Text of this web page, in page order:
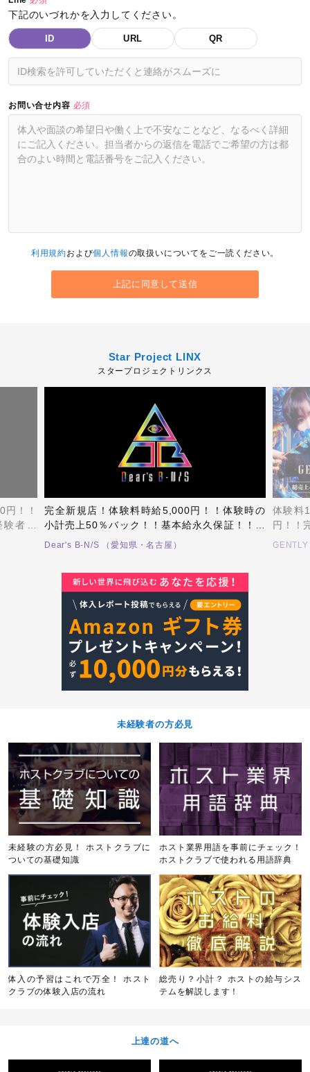
下記のいづれかを入力してください。
ID URL QR
お問い合せ内容 必須
利用規約および個人情報の取扱いについてをご一読ください。
Star Project LINX
スタープロジェクトリンクス
！！
者優
完全新規店！体験料時給5,000円！！体験時の
小計売上50％バック！！基本給永久保証！！経
験者優遇！初月小計100％バック！！あなたの
Dear's B-N/S （愛知県・名古屋）
体験料
円！！
店はあ
未経験者の方必見
未経験の方必見！ ホストクラブに
ついての基礎知識
ホスト業界用語を事前にチェック！
ホストクラブで使われる用語辞典
体入の予習はこれで万全！ ホスト
クラブの体験入店の流れ
総売り？小計？ ホストの給与シス
テムを解説します！
上達の道へ